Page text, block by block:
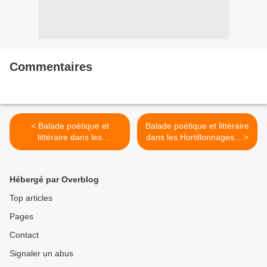
Commentaires
< Balade poétique et
littéraire dans les
Hortillonnages...
Balade poétique et littéraire
dans les Hortillonnages... >
Hébergé par Overblog
Top articles
Pages
Contact
Signaler un abus